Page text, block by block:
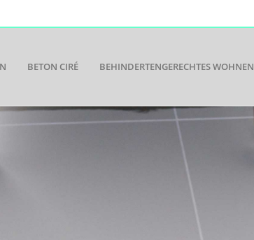
BETON CIRÉ BEHINDERTENGERECHTES WOHNEN